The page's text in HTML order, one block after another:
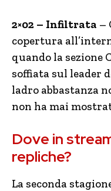
2×02 – Infiltrata –
copertura
quando la
soffiata sul leader
ladro abbastanza
non ha mai
Dove in
repliche?
La seconda